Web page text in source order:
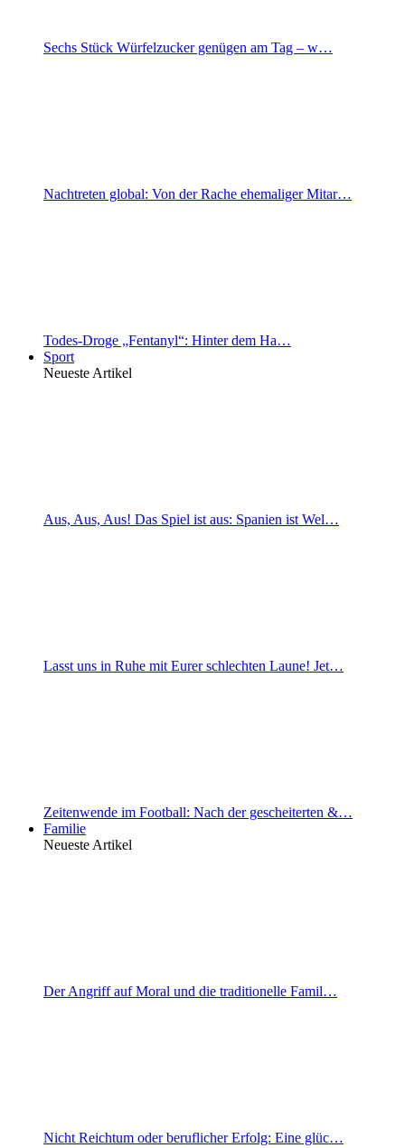
Sechs Stück Würfelzucker genügen am Tag – w…
Nachtreten global: Von der Rache ehemaliger Mitar…
Todes-Droge „Fentanyl“: Hinter dem Ha…
Sport
Neueste Artikel
Aus, Aus, Aus! Das Spiel ist aus: Spanien ist Wel…
Lasst uns in Ruhe mit Eurer schlechten Laune! Jet…
Zeitenwende im Football: Nach der gescheiterten &…
Familie
Neueste Artikel
Der Angriff auf Moral und die traditionelle Famil…
Nicht Reichtum oder beruflicher Erfolg: Eine glüc…